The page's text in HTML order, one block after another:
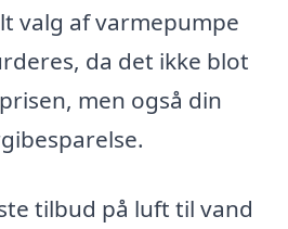
valg af varmepumpe
da det ikke blot
men også din
tilbud på luft til vand